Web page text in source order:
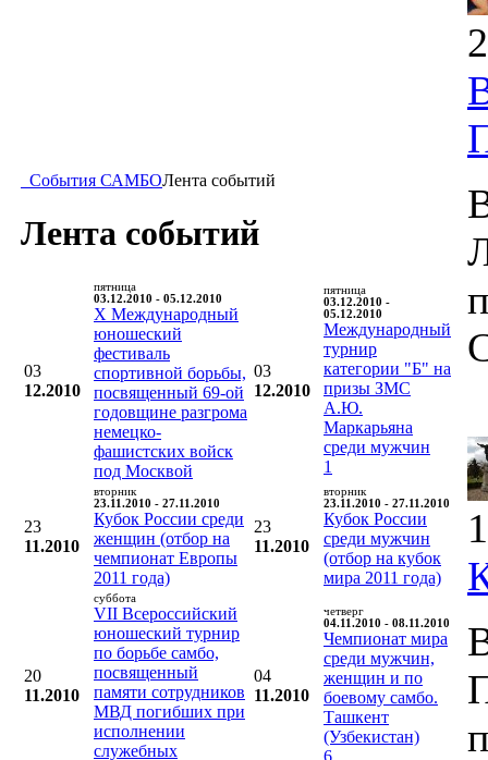
События САМБОЛента событий
Лента событий
03
12.2010
пятница
03.12.2010 - 05.12.2010
X Международный
юношеский
фестиваль
спортивной борьбы,
посвященный 69-ой
годовщине разгрома
немецко-
фашистских войск
под Москвой
03
12.2010
пятница
03.12.2010 -
05.12.2010
Международный
турнир
категории "Б" на
призы ЗМС
А.Ю.
Маркарьяна
среди мужчин
1
23
11.2010
вторник
23.11.2010 - 27.11.2010
Кубок России среди
женщин (отбор на
чемпионат Европы
2011 года)
23
11.2010
вторник
23.11.2010 - 27.11.2010
Кубок России
среди мужчин
(отбор на кубок
мира 2011 года)
20
11.2010
суббота
VII Всероссийский
юношеский турнир
по борьбе самбо,
посвященный
памяти сотрудников
МВД погибших при
исполнении
служебных
04
11.2010
четверг
04.11.2010 - 08.11.2010
Чемпионат мира
среди мужчин,
женщин и по
боевому самбо.
Ташкент
(Узбекистан)
6